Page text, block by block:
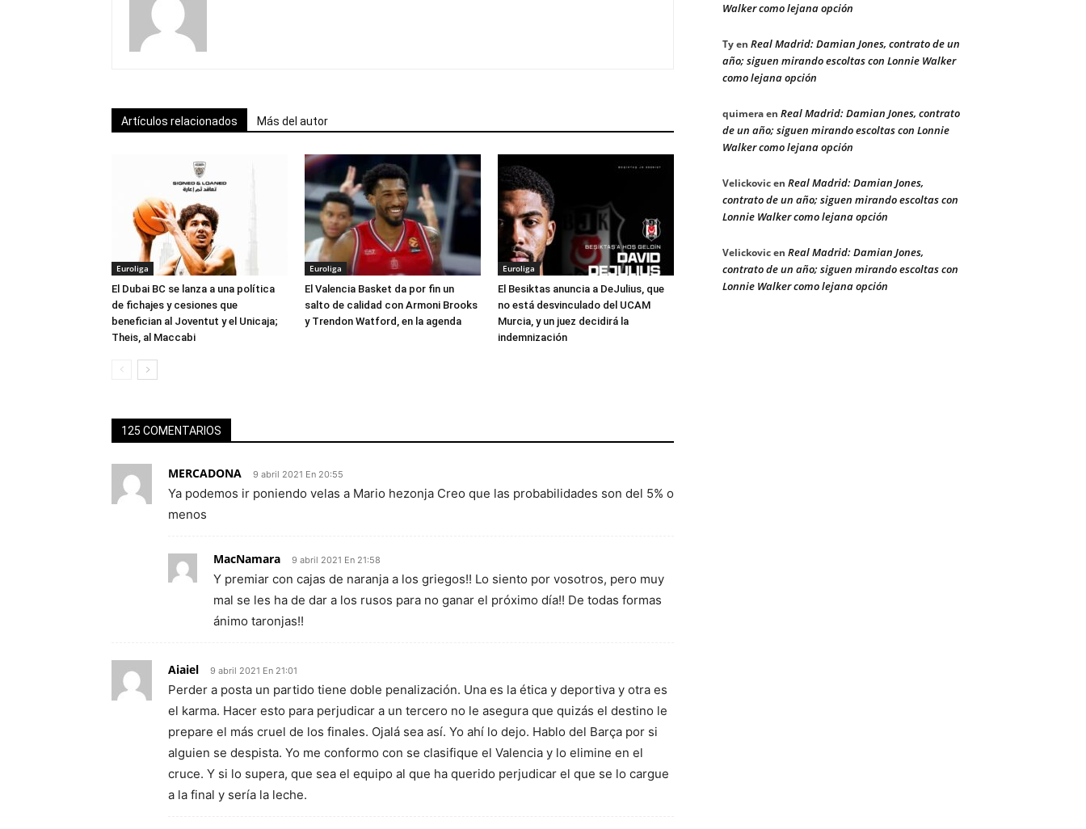
Artículos relacionados Más del autor
Euroliga
El Dubai BC se lanza a una política
de fichajes y cesiones que
benefician al Joventut y el Unicaja;
Theis, al Maccabi
Euroliga
El Valencia Basket da por fin un
salto de calidad con Armoni Brooks
y Trendon Watford, en la agenda
Euroliga
El Besiktas anuncia a DeJulius, que
no está desvinculado del UCAM
Murcia, y un juez decidirá la
indemnización
125 COMENTARIOS
MERCADONA 9 abril 2021 En 20:55
Ya podemos ir poniendo velas a Mario hezonja Creo que las probabilidades son del 5% o
menos
MacNamara 9 abril 2021 En 21:58
Y premiar con cajas de naranja a los griegos!! Lo siento por vosotros, pero muy
mal se les ha de dar a los rusos para no ganar el próximo día!! De todas formas
ánimo taronjas!!
Aiaiel 9 abril 2021 En 21:01
Perder a posta un partido tiene doble penalización. Una es la ética y deportiva y otra es
el karma. Hacer esto para perjudicar a un tercero no le asegura que quizás el destino le
prepare el más cruel de los finales. Ojalá sea así. Yo ahí lo dejo. Hablo del Barça por si
alguien se despista. Yo me conformo con se clasifique el Valencia y lo elimine en el
cruce. Y si lo supera, que sea el equipo al que ha querido perjudicar el que se lo cargue
a la final y sería la leche.
Walker como lejana opción
Tyen Real Madrid: Damian Jones, contrato de un
año; siguen mirando escoltas con Lonnie Walker
como lejana opción
quimeraen Real Madrid: Damian Jones, contrato
de un año; siguen mirando escoltas con Lonnie
Walker como lejana opción
Velickovicen Real Madrid: Damian Jones,
contrato de un año; siguen mirando escoltas con
Lonnie Walker como lejana opción
Velickovicen Real Madrid: Damian Jones,
contrato de un año; siguen mirando escoltas con
Lonnie Walker como lejana opción